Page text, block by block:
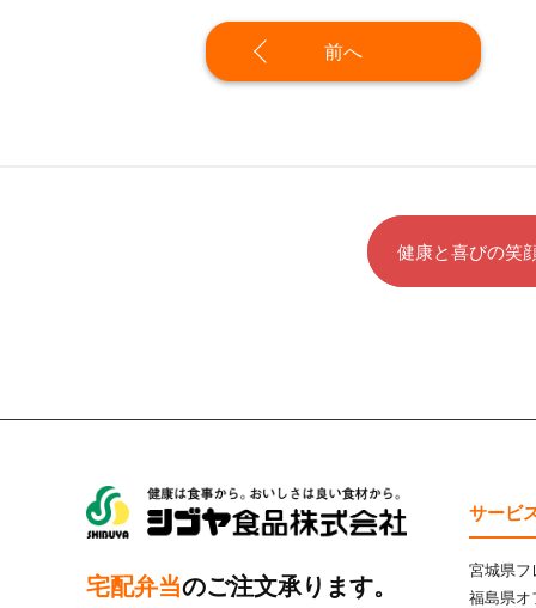
前へ
健康と喜びの笑
宅配弁当のご注文承ります。
サービ
宮城県
福島県オ